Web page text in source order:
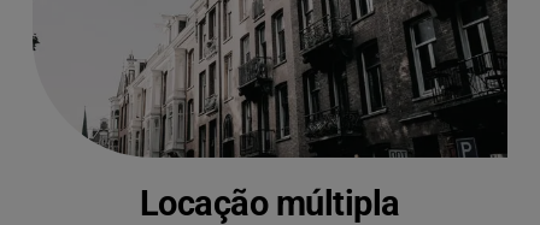
Locação múltipla